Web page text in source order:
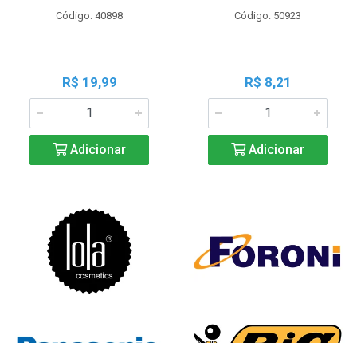
Código: 40898
R$ 19,99
Adicionar
Código: 50923
R$ 8,21
Adicionar